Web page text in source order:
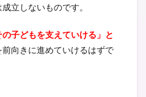
立しないものです。
の子どもを支えていける」と
向きに進めていけるはずで